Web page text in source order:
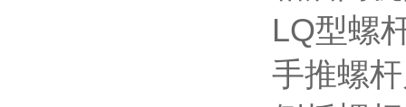
LQ型螺
手推螺